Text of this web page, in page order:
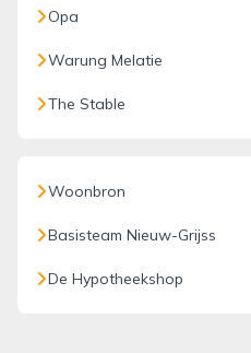
Opa
Warung Melatie
The Stable
Woonbron
Basisteam Nieuw-Grijss
De Hypotheekshop